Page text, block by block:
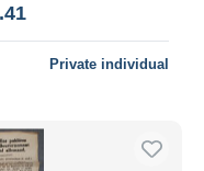
Private individual